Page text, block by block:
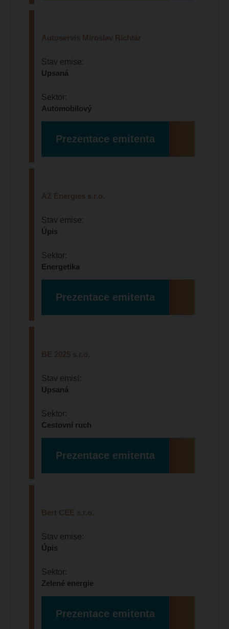
Autoservis Miroslav Richtár
Stav emise:
Upsaná
Sektor:
Automobilový
Prezentace emitenta
AZ Energies s.r.o.
Stav emise:
Úpis
Sektor:
Energetika
Prezentace emitenta
BE 2025 s.r.o.
Stav emisí:
Upsaná
Sektor:
Cestovní ruch
Prezentace emitenta
Bert CEE s.r.o.
Stav emise:
Úpis
Sektor:
Zelené energie
Prezentace emitenta